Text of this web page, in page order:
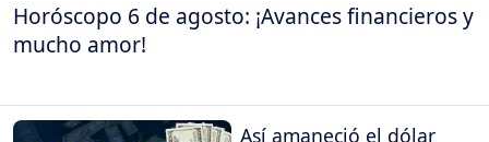
Horóscopo 6 de agosto: ¡Avances financieros y
mucho amor!
Así amaneció el dólar